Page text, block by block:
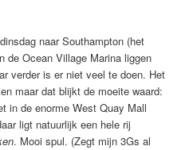
naar Southampton (het
de Ocean Village Marina liggen
verder is er niet veel te doen. Het
maar dat blijkt de moeite waard:
in de enorme West Quay Mall
ligt natuurlijk een hele rij
. Mooi spul. (Zegt mijn 3Gs al